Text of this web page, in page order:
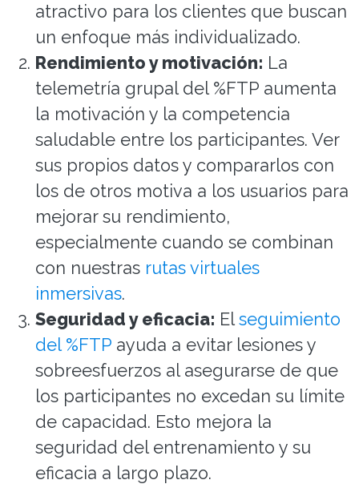
atractivo para los clientes que buscan
un enfoque más individualizado.
Rendimiento y motivación: La
telemetría grupal del %FTP aumenta
la motivación y la competencia
saludable entre los participantes. Ver
sus propios datos y compararlos con
los de otros motiva a los usuarios para
mejorar su rendimiento,
especialmente cuando se combinan
con nuestras rutas virtuales
inmersivas.
Seguridad y eficacia: Elseguimiento
del %FTP ayuda a evitar lesiones y
sobreesfuerzos al asegurarse de que
los participantes no excedan su límite
de capacidad. Esto mejora la
seguridad del entrenamiento y su
eficacia a largo plazo.